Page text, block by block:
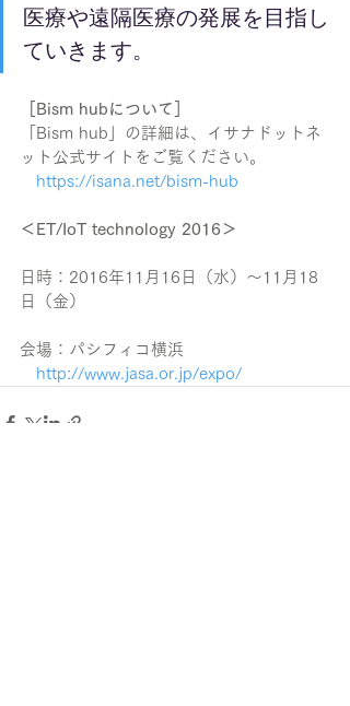
医療や遠隔医療の発展を目指し
ていきます。
［Bism hubについて］
「Bism hub」の詳細は、イサナドットネ
ット公式サイトをご覧ください。
https://isana.net/bism-hub
＜ET/IoT technology 2016＞
日時：2016年11月16日（水）〜11月18
日（金）
会場：パシフィコ横浜
http://www.jasa.or.jp/expo/